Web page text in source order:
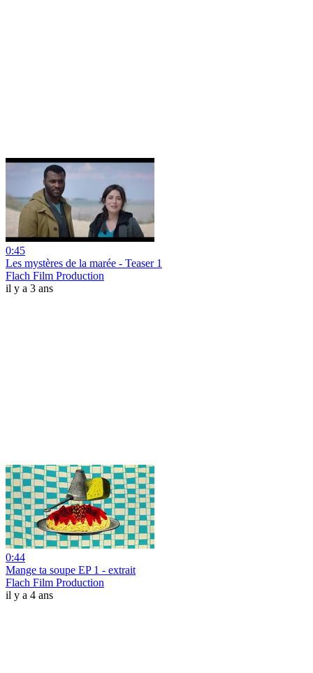
0:45
Les mystères de la marée - Teaser 1
Flach Film Production
il y a 3 ans
0:44
Mange ta soupe EP 1 - extrait
Flach Film Production
il y a 4 ans